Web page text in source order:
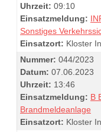
Uhrzeit: 09:10
Einsatzmeldung:
Sonstiges
Einsatzort: Kloster
Nummer: 044/2023
Datum: 07.06.2023
Uhrzeit: 13:46
Einsatzmeldung: B
Brandmeldeanlage
Einsatzort: Kloster